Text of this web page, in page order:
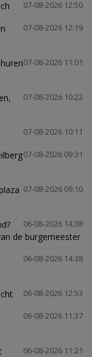
07-08-2026 12:50
07-08-2026 12:19
07-08-2026 11:01
07-08-2026 10:22
07-08-2026 10:11
07-08-2026 09:31
07-08-2026 09:10
06-08-2026 14:38
de burgemeester
06-08-2026 14:38
06-08-2026 12:53
06-08-2026 11:37
06-08-2026 11:21